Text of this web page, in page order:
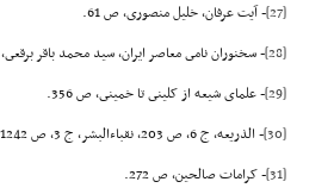
[27]
- آیت عرفان، خلیل منصورى، ص 61.
[28]
- سخنوران نامى معاصر ایران، سید محمد باقر برقعى، ج اول، ص 369-368, رشد جوان،
[29]
- علماى شیعه از کلینى تا خمینى، ص 356.
[30]
- الذریعه، ج 6، ص 203، نقباءالبشر، ج 3، ص 1242.
[31]
- کرامات صالحین، ص 272.